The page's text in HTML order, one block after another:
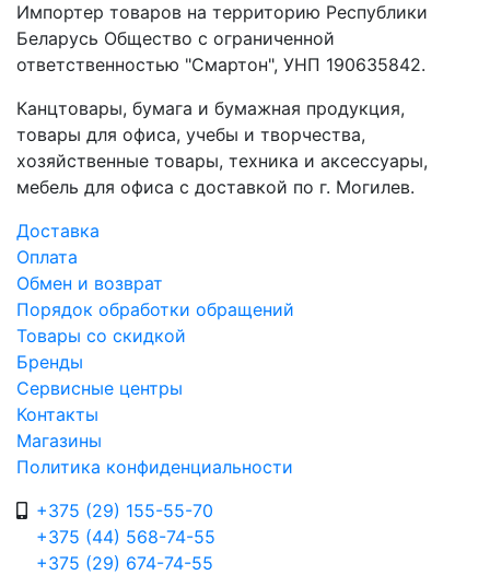
Импортер товаров на территорию Республики
Беларусь Общество с ограниченной
ответственностью "Смартон", УНП 190635842.
Канцтовары, бумага и бумажная продукция,
товары для офиса, учебы и творчества,
хозяйственные товары, техника и аксессуары,
мебель для офиса с доставкой по г. Могилев.
Доставка
Оплата
Обмен и возврат
Порядок обработки обращений
Товары со скидкой
Бренды
Сервисные центры
Контакты
Магазины
Политика конфиденциальности
+375 (29) 155-55-70
+375 (44) 568-74-55
+375 (29) 674-74-55